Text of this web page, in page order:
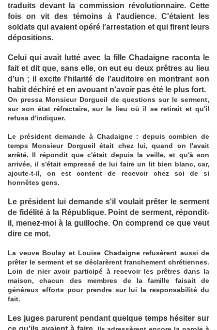
traduits devant la commission révolutionnaire. Cette
fois on vit des témoins à l'audience. C'étaient les
soldats qui avaient opéré l'arrestation et qui firent leurs
dépositions.
Celui qui avait lutté avec la fille Chadaigne raconta le
fait et dit que, sans elle, on eut eu deux prêtres au lieu
d'un ; il excite l'hilarité de l'auditoire en montrant son
habit déchiré et en avouant n'avoir pas été le plus fort.
On pressa Monsieur Dorgueil de questions sur le serment,
sur son état réfractaire, sur le lieu où il se retirait et qu'il
refusa d'indiquer.
Le président demande à Chadaigne : depuis combien de
temps Monsieur Dorgueil était chez lui, quand on l'avait
arrêté. Il répondit que c'était depuis la veille, et qu'à son
arrivée, il s'était empressé de lui faire un lit bien blanc, car,
ajoute-t-il, on est content de recevoir chez soi de si
honnêtes gens.
Le président lui demande s'il voulait prêter le serment
de fidélité à la République. Point de serment, répondit-
il, menez-moi à la guilloche. On comprend ce que veut
dire ce mot.
La veuve Boulay et Louise Chadaigne refusèrent aussi de
prêter le serment et se déclarèrent franchement chrétiennes.
Loin de nier avoir participé à recevoir les prêtres dans la
maison, chacun des membres de la famille faisait de
généreux efforts pour prendre sur lui la responsabilité du
fait.
Les juges parurent pendant quelque temps hésiter sur